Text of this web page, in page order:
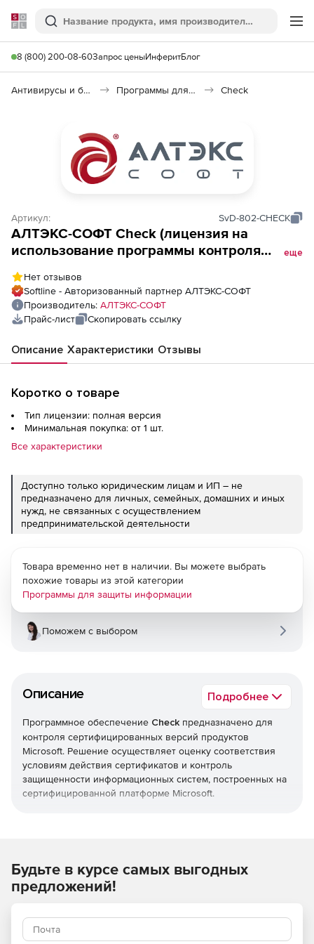
Softline
Поиск
8 (800) 200-08-60Запрос ценыИнферитБлог
Антивирусы и безопасность Программы для защиты информации Check
Артикул: SvD-802-CHECK
АЛТЭКС-СОФТ Check (лицензия на
использование программы контроля
Server 2008 R2 Datacenter ),
еще
Нет отзывов
Softline - Авторизованный партнер АЛТЭКС-СОФТ
Производитель: АЛТЭКС-СОФТ
Прайс-лист
Скопировать ссылку
Описание Характеристики Отзывы
Коротко о товаре
Тип лицензии: полная версия
Минимальная покупка: от 1 шт.
Все характеристики
Доступно только юридическим лицам и ИП – не
предназначено для личных, семейных, домашних и иных
нужд, не связанных с осуществлением
предпринимательской деятельности
Описание Подробнее
Программное обеспечение Check предназначено для
контроля сертифицированных версий продуктов
Microsoft. Решение осуществляет оценку соответствия
условиям действия сертификатов и контроль
защищенности информационных систем, построенных на
сертифицированной платформе Microsoft.
повышает эффективность использования встроенных
механизмов защиты, делая «тонкую» настройку
Microsoft.
Товара временно нет в наличии. Вы можете выбрать
похожие товары из этой категории
Программы для защиты информации
Поможем с выбором
Будьте в курсе самых выгодных
предложений!